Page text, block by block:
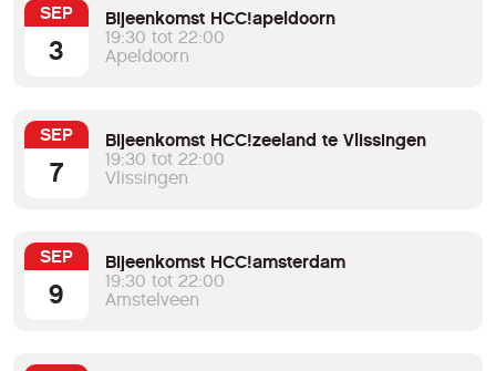
SEP
3
Bijeenkomst HCC!apeldoorn
19:30 tot 22:00
Apeldoorn
SEP
7
Bijeenkomst HCC!zeeland te Vlissingen
19:30 tot 22:00
Vlissingen
SEP
9
Bijeenkomst HCC!amsterdam
19:30 tot 22:00
Amstelveen